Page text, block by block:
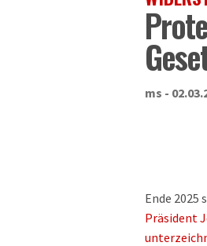
ms -
Ende 2025
Präsident